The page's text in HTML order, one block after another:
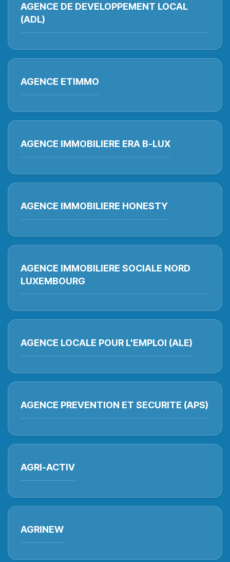
AGENCE DE DEVELOPPEMENT LOCAL
(ADL)
AGENCE ETIMMO
AGENCE IMMOBILIERE ERA B-LUX
AGENCE IMMOBILIERE HONESTY
AGENCE IMMOBILIERE SOCIALE NORD
LUXEMBOURG
AGENCE LOCALE POUR L'EMPLOI (ALE)
AGENCE PREVENTION ET SECURITE (APS)
AGRI-ACTIV
AGRINEW